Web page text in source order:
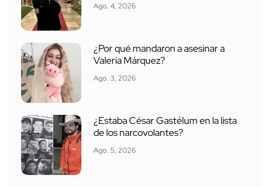
Ago. 4, 2026
¿Por qué mandaron a asesinar a
Valeria Márquez?
Ago. 3, 2026
¿Estaba César Gastélum en la lista
de los narcovolantes?
Ago. 5, 2026